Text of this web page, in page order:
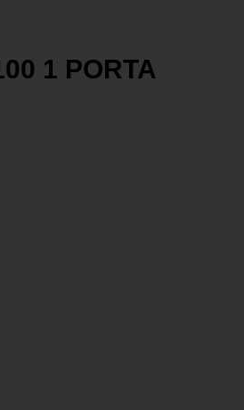
1 PORTA